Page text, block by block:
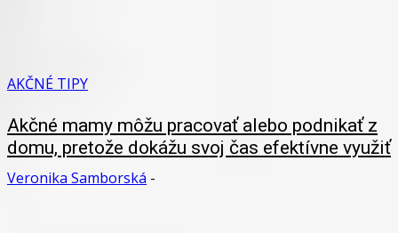
AKČNÉ TIPY
Akčné mamy môžu pracovať alebo podnikať z
domu, pretože dokážu svoj čas efektívne využiť
Veronika Samborská -